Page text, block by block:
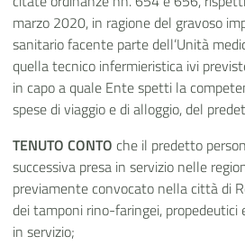
marzo 2020, in ragione del gravoso
sanitario facente parte dell’Unità
quella tecnico infermieristica ivi
in capo a quale Ente spetti la
spese di viaggio e di alloggio, del
TENUTO CONTO che il predetto
successiva presa in servizio nelle
previamente convocato nella città di
dei tamponi rino-faringei, propedeutici
in servizio;